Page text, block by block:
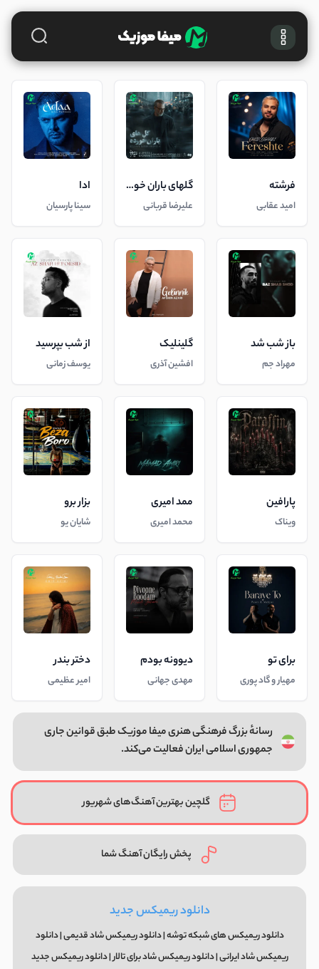
فرشته
امید عقابی
گلهای باران خورده
علیرضا قربانی
ادا
سینا پارسیان
باز شب شد
مهراد جم
گلینلیک
افشین آذری
از شب بپرسید
یوسف زمانی
پارافین
ویناک
ممد امیری
محمد امیری
بزار برو
شایان یو
برای تو
مهیار و گاد پوری
دیوونه بودم
مهدی جهانی
دختر بندر
امیر عظیمی
رسانهٔ بزرگ فرهنگی هنری میفا موزیک طبق قوانین جاری
جمهوری اسلامی ایران فعالیت می‌کند.
گلچین بهترین آهنگ‌های شهریور
پخش رایگان آهنگ شما
دانلود ریمیکس جدید
دانلود ریمیکس های شبکه توشه | دانلود ریمیکس شاد قدیمی | دانلود
ریمیکس شاد ایرانی | دانلود ریمیکس شاد برای تالار | دانلود ریمیکس جدید